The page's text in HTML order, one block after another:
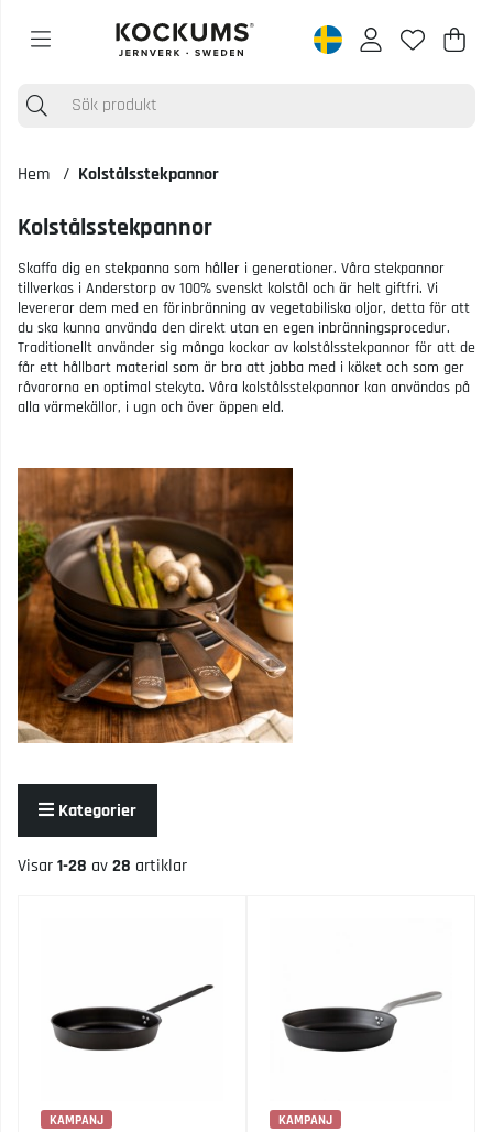
.
Hem Kolstålsstekpannor
Kolstålsstekpannor
Skaffa dig en stekpanna som håller i generationer. Våra stekpannor
tillverkas i Anderstorp av 100% svenskt kolstål och är helt giftfri. Vi
levererar dem med en förinbränning av vegetabiliska oljor, detta för att
du ska kunna använda den direkt utan en egen inbränningsprocedur.
Traditionellt använder sig många kockar av kolstålsstekpannor för att de
får ett hållbart material som är bra att jobba med i köket och som ger
råvarorna en optimal stekyta. Våra kolstålsstekpannor kan användas på
alla värmekällor, i ugn och över öppen eld.
Kategorier
Visar1-28 av28 artiklar
KAMPANJ KAMPANJ